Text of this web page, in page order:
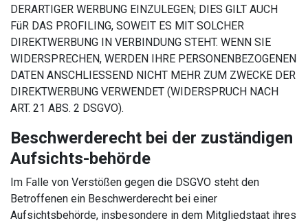
DERARTIGER WERBUNG EINZULEGEN; DIES GILT AUCH
FüR DAS PROFILING, SOWEIT ES MIT SOLCHER
DIREKTWERBUNG IN VERBINDUNG STEHT. WENN SIE
WIDERSPRECHEN, WERDEN IHRE PERSONENBEZOGENEN
DATEN ANSCHLIESSEND NICHT MEHR ZUM ZWECKE DER
DIREKTWERBUNG VERWENDET (WIDERSPRUCH NACH
ART. 21 ABS. 2 DSGVO).
Beschwerderecht bei der zuständigen
Aufsichts-behörde
Im Falle von Verstößen gegen die DSGVO steht den
Betroffenen ein Beschwerderecht bei einer
Aufsichtsbehörde, insbesondere in dem Mitgliedstaat ihres